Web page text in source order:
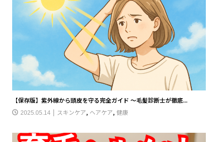
【保存版】紫外線から頭皮を守る完全ガイド 〜毛髪診断士が徹底...
2025.05.14 スキンケア, ヘアケア, 健康